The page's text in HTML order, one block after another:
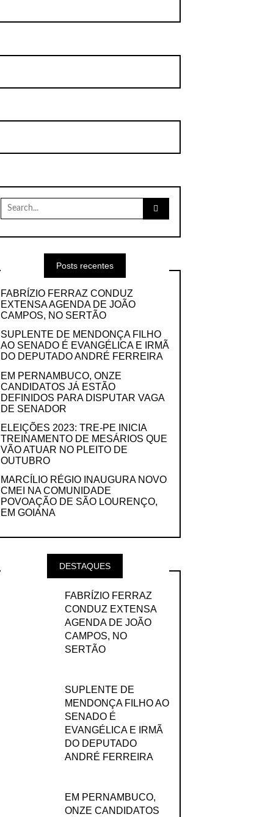
Search
for:
Posts recentes
FABRÍZIO FERRAZ CONDUZ
EXTENSA AGENDA DE JOÃO
CAMPOS, NO SERTÃO
SUPLENTE DE MENDONÇA FILHO
AO SENADO É EVANGÉLICA E IRMÃ
DO DEPUTADO ANDRÉ FERREIRA
EM PERNAMBUCO, ONZE
CANDIDATOS JÁ ESTÃO
DEFINIDOS PARA DISPUTAR VAGA
DE SENADOR
ELEIÇÕES 2023: TRE-PE INICIA
TREINAMENTO DE MESÁRIOS QUE
VÃO ATUAR NO PLEITO DE
OUTUBRO
MARCÍLIO RÉGIO INAUGURA NOVO
CMEI NA COMUNIDADE
POVOAÇÃO DE SÃO LOURENÇO,
EM GOIANA
DESTAQUES
FABRÍZIO FERRAZ
CONDUZ EXTENSA
AGENDA DE JOÃO
CAMPOS, NO
SERTÃO
SUPLENTE DE
MENDONÇA FILHO AO
SENADO É
EVANGÉLICA E IRMÃ
DO DEPUTADO
ANDRÉ FERREIRA
EM PERNAMBUCO,
ONZE CANDIDATOS